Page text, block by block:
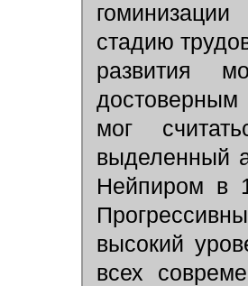
стадию
развития
мог
выделенный
Нейпиром в
высокий
всех